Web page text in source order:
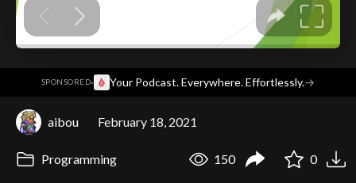
SPONSORED· Your Podcast. Everywhere. Effortlessly.→
aibou February 18, 2021
Programming 150 0